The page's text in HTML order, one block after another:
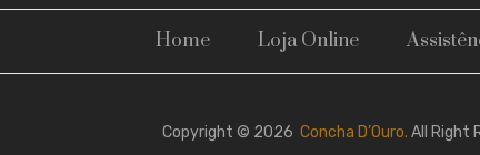
Home Loja Online
Copyright © 2026 Concha D’Ouro. All Right